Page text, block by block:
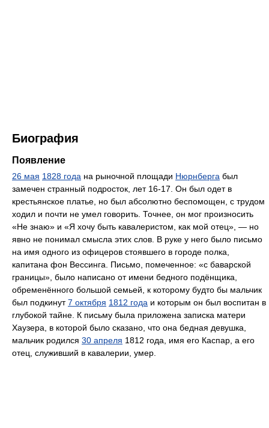
Биография
Появление
26 мая 1828 года на рыночной площади Нюрнберга был
замечен странный подросток, лет 16-17. Он был одет в
крестьянское платье, но был абсолютно беспомощен, с трудом
ходил и почти не умел говорить. Точнее, он мог произносить
«Не знаю» и «Я хочу быть кавалеристом, как мой отец», — но
явно не понимал смысла этих слов. В руке у него было письмо
на имя одного из офицеров стоявшего в городе полка,
капитана фон Вессинга. Письмо, помеченное: «с баварской
границы», было написано от имени бедного подёнщика,
обременённого большой семьей, к которому будто бы мальчик
был подкинут7 октября 1812 года и которым он был воспитан в
глубокой тайне. К письму была приложена записка матери
Хаузера, в которой было сказано, что она бедная девушка,
мальчик родился 30 апреля 1812 года, имя его Каспар, а его
отец, служивший в кавалерии, умер.